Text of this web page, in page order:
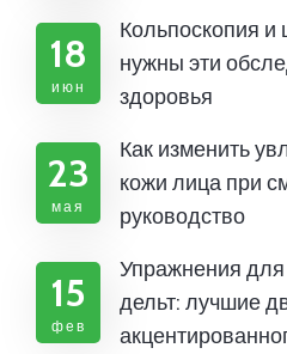
18
июн
Кольпоскопия и
нужны эти
здоровья
23
мая
Как изменить
кожи лица при
руководство
15
фев
Упражнения для
дельт: лучшие